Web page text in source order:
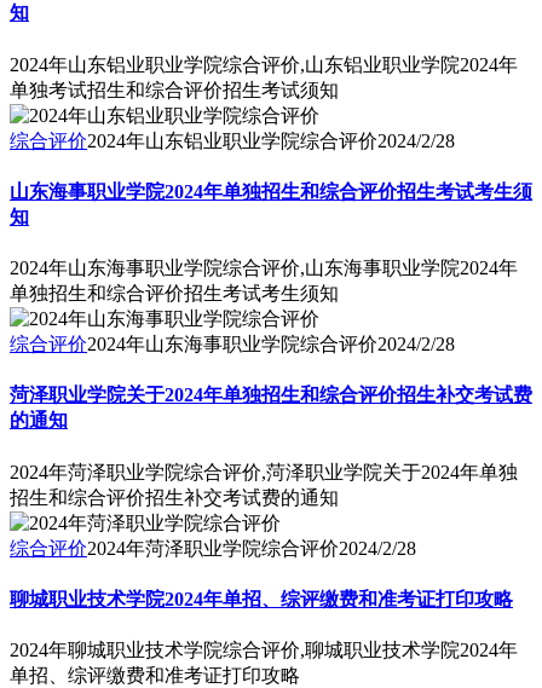
知
2024年山东铝业职业学院综合评价,山东铝业职业学院2024年
单独考试招生和综合评价招生考试须知
综合评价2024年山东铝业职业学院综合评价2024/2/28
山东海事职业学院2024年单独招生和综合评价招生考试考生须
知
2024年山东海事职业学院综合评价,山东海事职业学院2024年
单独招生和综合评价招生考试考生须知
综合评价2024年山东海事职业学院综合评价2024/2/28
菏泽职业学院关于2024年单独招生和综合评价招生补交考试费
的通知
2024年菏泽职业学院综合评价,菏泽职业学院关于2024年单独
招生和综合评价招生补交考试费的通知
综合评价2024年菏泽职业学院综合评价2024/2/28
聊城职业技术学院2024年单招、综评缴费和准考证打印攻略
2024年聊城职业技术学院综合评价,聊城职业技术学院2024年
单招、综评缴费和准考证打印攻略